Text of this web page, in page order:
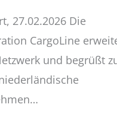
27.02.2026 Die
CargoLine
und begrüßt